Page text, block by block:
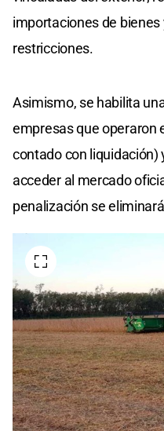
importaciones de
restricciones.
Asimismo, se habilita
empresas que operaron
contado con liquidación)
acceder al mercado
penalización se